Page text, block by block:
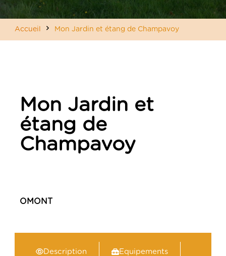
Accueil Mon Jardin et étang de Champavoy
Mon Jardin et
étang de
Champavoy
OMONT
Description Equipements